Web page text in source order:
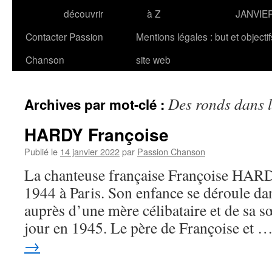
découvrir
à Z
Contacter Passion
Chanson
Mentions légales : but et
site web
Archives par mot-clé : Des ronds dans
HARDY Françoise
Publié le 14 janvier 2022par Passion Chanson
La chanteuse française Françoise
1944 à Paris. Son enfance se déroule
auprès d’une mère célibataire et de sa
jour en 1945. Le père de Françoise et
→